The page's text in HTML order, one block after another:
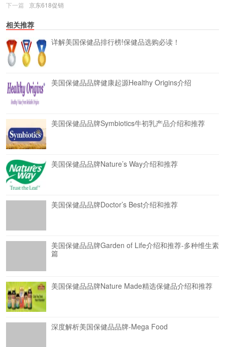
下一篇
京东618促销
相关推荐
详解美国保健品排行榜!保健品选购必读！
美国保健品品牌健康起源Healthy Origins介绍
美国保健品品牌Symbiotics牛初乳产品介绍和推荐
美国保健品品牌Nature’s Way介绍和推荐
美国保健品品牌Doctor’s Best介绍和推荐
美国保健品品牌Garden of Life介绍和推荐-多种维生素
篇
美国保健品品牌Nature Made精选保健品介绍和推荐
深度解析美国保健品品牌-Mega Food